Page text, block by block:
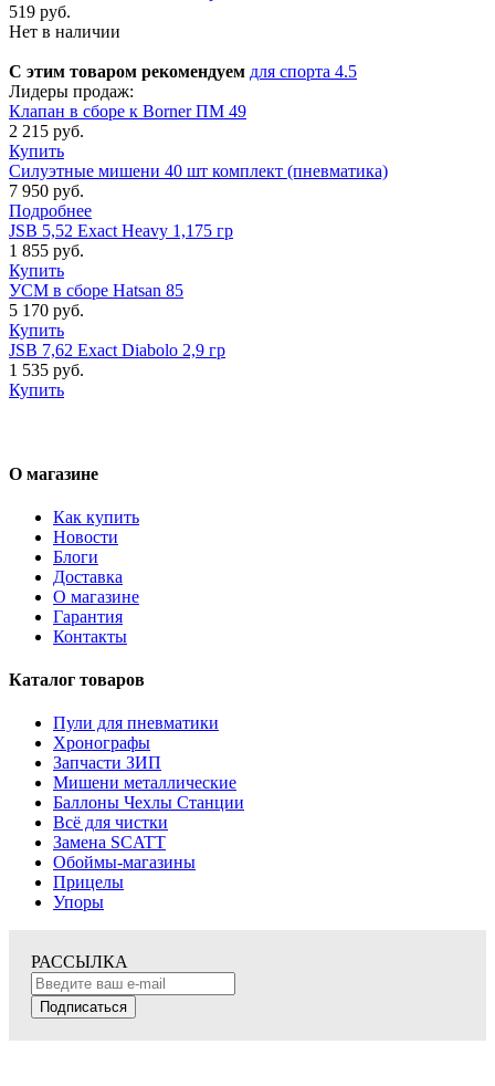
519 руб.
Нет в наличии
С этим товаром рекомендуем для спорта 4.5
Лидеры продаж:
Клапан в сборе к Borner ПМ 49
2 215 руб.
Купить
Силуэтные мишени 40 шт комплект (пневматика)
7 950 руб.
Подробнее
JSB 5,52 Exact Heavy 1,175 гр
1 855 руб.
Купить
УСМ в сборе Hatsan 85
5 170 руб.
Купить
JSB 7,62 Exact Diabolo 2,9 гр
1 535 руб.
Купить
О магазине
Как купить
Новости
Блоги
Доставка
О магазине
Гарантия
Контакты
Каталог товаров
Пули для пневматики
Хронографы
Запчасти ЗИП
Мишени металлические
Баллоны Чехлы Станции
Всё для чистки
Замена SCATT
Обоймы-магазины
Прицелы
Упоры
РАССЫЛКА
Подписаться